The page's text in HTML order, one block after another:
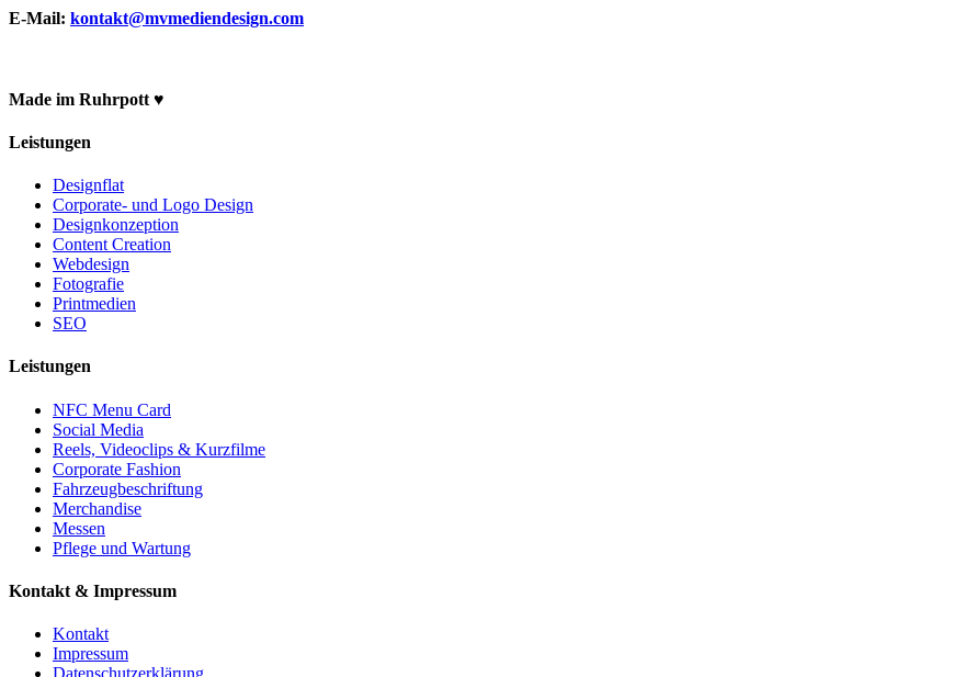
E-Mail: kontakt@mvmediendesign.com
Made im Ruhrpott ♥
Leistungen
Designflat
Corporate- und Logo Design
Designkonzeption
Content Creation
Webdesign
Fotografie
Printmedien
SEO
Leistungen
NFC Menu Card
Social Media
Reels, Videoclips & Kurzfilme
Corporate Fashion
Fahrzeugbeschriftung
Merchandise
Messen
Pflege und Wartung
Kontakt & Impressum
Kontakt
Impressum